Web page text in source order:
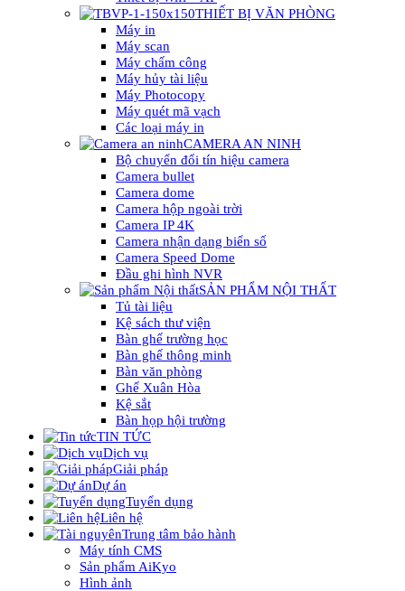
THIẾT BỊ VĂN PHÒNG
Máy in
Máy scan
Máy chấm công
Máy hủy tài liệu
Máy Photocopy
Máy quét mã vạch
Các loại máy in
CAMERA AN NINH
Bộ chuyển đổi tín hiệu camera
Camera bullet
Camera dome
Camera hộp ngoài trời
Camera IP 4K
Camera nhận dạng biển số
Camera Speed Dome
Đầu ghi hình NVR
SẢN PHẨM NỘI THẤT
Tủ tài liệu
Kệ sách thư viện
Bàn ghế trường học
Bàn ghế thông minh
Bàn văn phòng
Ghế Xuân Hòa
Kệ sắt
Bàn họp hội trường
TIN TỨC
Dịch vụ
Giải pháp
Dự án
Tuyển dụng
Liên hệ
Trung tâm bảo hành
Máy tính CMS
Sản phẩm AiKyo
Hình ảnh